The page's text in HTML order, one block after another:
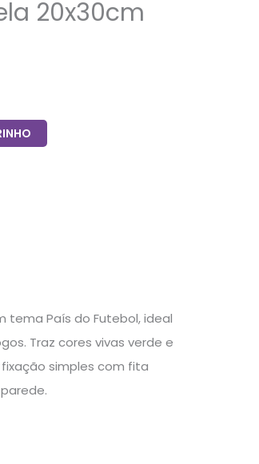
20x30cm
tema País do Futebol, ideal
Traz cores vivas verde e
simples com fita